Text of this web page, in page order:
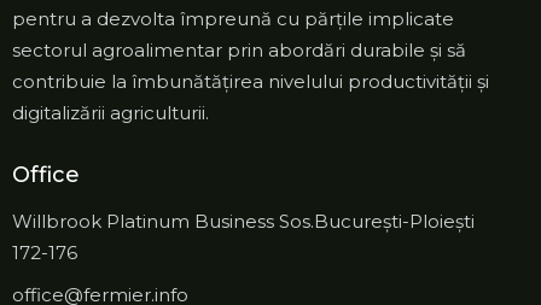
pentru a dezvolta împreună cu părțile implicate
sectorul agroalimentar prin abordări durabile și să
contribuie la îmbunătățirea nivelului productivității și
digitalizării agriculturii.
Office
Willbrook Platinum Business Sos.București-Ploiești
172-176
office@fermier.info